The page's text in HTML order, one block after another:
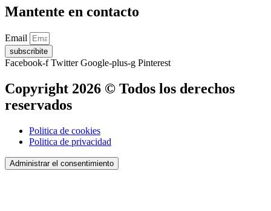
Mantente en contacto
Email
subscribite
Facebook-f Twitter Google-plus-g Pinterest
Copyright 2026 © Todos los derechos
reservados
Politica de cookies
Politica de privacidad
Administrar el consentimiento